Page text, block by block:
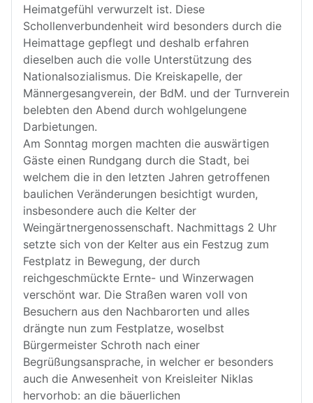
Heimatgefühl verwurzelt ist. Diese
Schollenverbundenheit wird besonders durch die
Heimattage gepflegt und deshalb erfahren
dieselben auch die volle Unterstützung des
Nationalsozialismus. Die Kreiskapelle, der
Männergesangverein, der BdM. und der Turnverein
belebten den Abend durch wohlgelungene
Darbietungen.
Am Sonntag morgen machten die auswärtigen
Gäste einen Rundgang durch die Stadt, bei
welchem die in den letzten Jahren getroffenen
baulichen Veränderungen besichtigt wurden,
insbesondere auch die Kelter der
Weingärtnergenossenschaft. Nachmittags 2 Uhr
setzte sich von der Kelter aus ein Festzug zum
Festplatz in Bewegung, der durch
reichgeschmückte Ernte- und Winzerwagen
verschönt war. Die Straßen waren voll von
Besuchern aus den Nachbarorten und alles
drängte nun zum Festplatze, woselbst
Bürgermeister Schroth nach einer
Begrüßungsansprache, in welcher er besonders
auch die Anwesenheit von Kreisleiter Niklas
hervorhob: an die bäuerlichen